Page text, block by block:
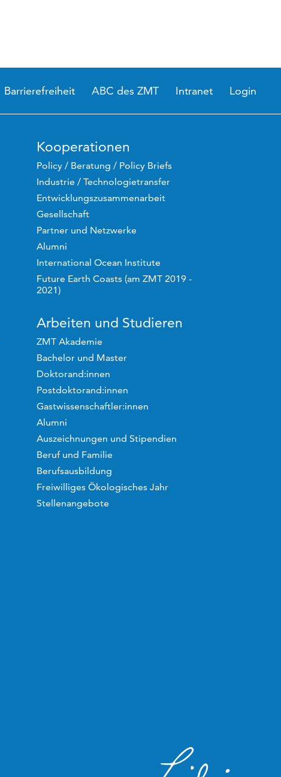
Barrierefreiheit ABC des ZMT Intranet Login
Kooperationen
Policy / Beratung / Policy Briefs
Industrie / Technologietransfer
Entwicklungszusammenarbeit
Gesellschaft
Partner und Netzwerke
Alumni
International Ocean Institute
Future Earth Coasts (am ZMT 2019 -
2021)
Arbeiten und Studieren
ZMT Akademie
Bachelor und Master
Doktorand:innen
Postdoktorand:innen
Gastwissenschaftler:innen
Alumni
Auszeichnungen und Stipendien
Beruf und Familie
Berufsausbildung
Freiwilliges Ökologisches Jahr
Stellenangebote